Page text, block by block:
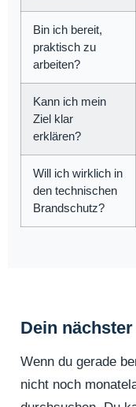
Bin ich bereit,
praktisch zu
arbeiten?
Kann ich mein
Ziel klar
erklären?
Will ich wirklich in
den technischen
Brandschutz?
Dein
Wenn du gerade
nicht noch